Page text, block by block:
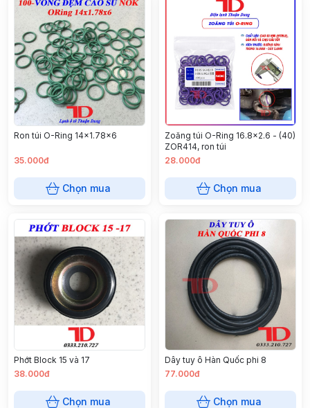
Ron túi O-Ring 14x1.78x6
35.000đ
Chọn mua
Zoăng túi O-Ring 16.8x2.6 - (40)
ZOR414, ron túi
28.000đ
Chọn mua
Phớt Block 15 và 17
38.000đ
Chọn mua
Dây tuy ô Hàn Quốc phi 8
77.000đ
Chọn mua